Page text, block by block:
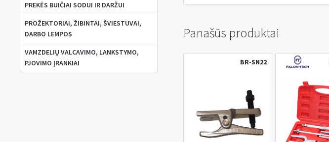
Panašūs produktai
BR-SN22
PREKĖS BUIČIAI SODUI IR DARŽUI
PROŽEKTORIAI, ŽIBINTAI, ŠVIESTUVAI,
DARBO LEMPOS
VAMZDELIŲ VALCAVIMO, LANKSTYMO,
PJOVIMO ĮRANKIAI